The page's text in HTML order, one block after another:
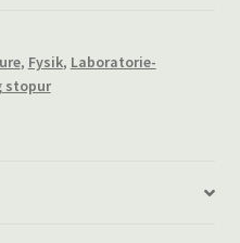
, Fysik, Laboratorie-
stopur